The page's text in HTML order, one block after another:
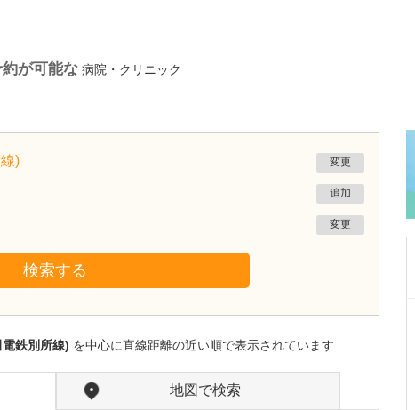
が可能な 病院・クリニック
) 変更
追加
変更
検索する
鉄別所線) を中心に直線距離の近い順で表示されています
地図で検索
秋田県秋田市
あきたレディースクリニック安田
貴院が力を入れている不妊治療について、どの
ような診療が受けられるのか教えてください。